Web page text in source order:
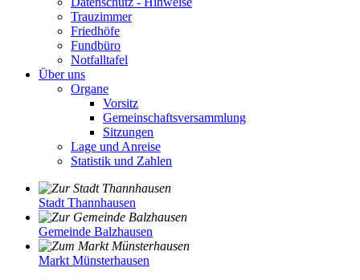
Trauzimmer
Friedhöfe
Fundbüro
Notfalltafel
Über uns
Organe
Vorsitz
Gemeinschaftsversammlung
Sitzungen
Lage und Anreise
Statistik und Zahlen
Stadt Thannhausen
Gemeinde Balzhausen
Markt Münsterhausen